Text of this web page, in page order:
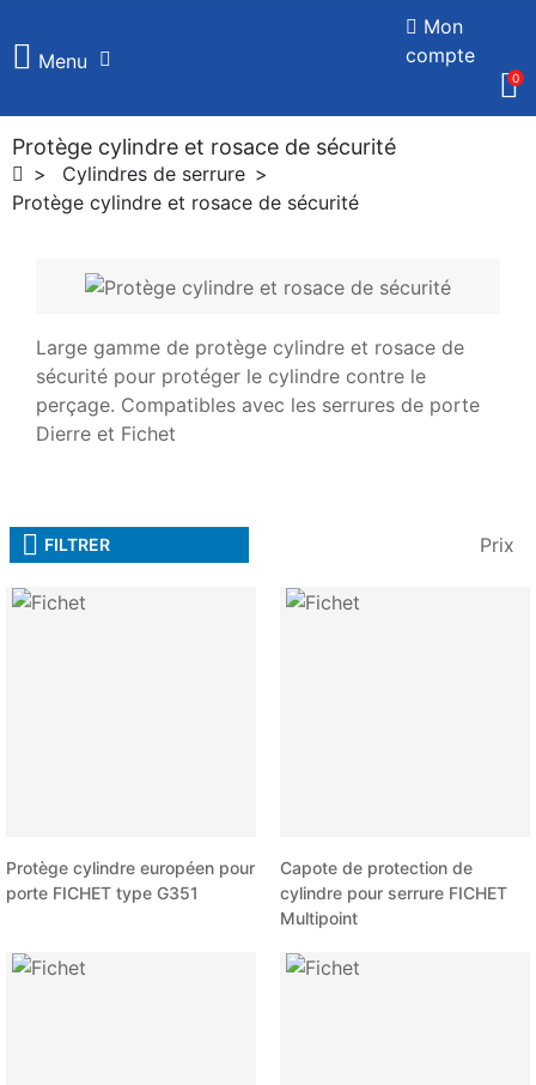
Menu
Mon
compte
0
Protège cylindre et rosace de sécurité
Cylindres de serrure
Protège cylindre et rosace de sécurité
Large gamme de protège cylindre et rosace de
sécurité pour protéger le cylindre contre le
perçage. Compatibles avec les serrures de porte
Dierre et Fichet
FILTRER Prix
Protège cylindre européen pour
porte FICHET type G351
Capote de protection de
cylindre pour serrure FICHET
Multipoint